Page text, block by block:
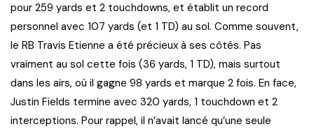
pour 259 yards et 2 touchdowns, et établit un record
personnel avec 107 yards (et 1 TD) au sol. Comme souvent,
le RB Travis Etienne a été précieux à ses côtés. Pas
vraiment au sol cette fois (36 yards, 1 TD), mais surtout
dans les airs, où il gagne 98 yards et marque 2 fois. En face,
Justin Fields termine avec 320 yards, 1 touchdown et 2
interceptions. Pour rappel, il n’avait lancé qu’une seule